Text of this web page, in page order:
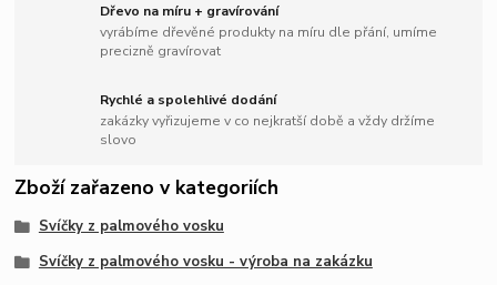
Dřevo na míru + gravírování
vyrábíme dřevěné produkty na míru dle přání, umíme
precizně gravírovat
Rychlé a spolehlivé dodání
zakázky vyřizujeme v co nejkratší době a vždy držíme
slovo
Zboží zařazeno v kategoriích
Svíčky z palmového vosku
Svíčky z palmového vosku - výroba na zakázku